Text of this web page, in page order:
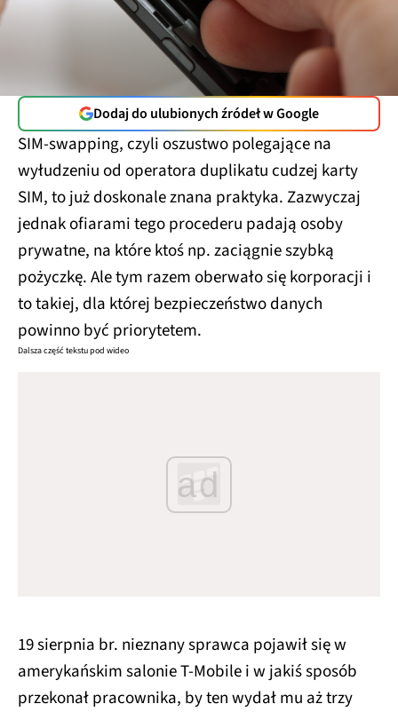
Dodaj do ulubionych źródeł w Google
SIM-swapping, czyli oszustwo polegające na
wyłudzeniu od operatora duplikatu cudzej karty
SIM, to już doskonale znana praktyka. Zazwyczaj
jednak ofiarami tego procederu padają osoby
prywatne, na które ktoś np. zaciągnie szybką
pożyczkę. Ale tym razem oberwało się korporacji i
to takiej, dla której bezpieczeństwo danych
powinno być priorytetem.
Dalsza część tekstu pod wideo
ad
19 sierpnia br. nieznany sprawca pojawił się w
amerykańskim salonie T-Mobile i w jakiś sposób
przekonał pracownika, by ten wydał mu aż trzy